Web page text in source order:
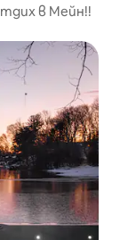
в Мейн!!